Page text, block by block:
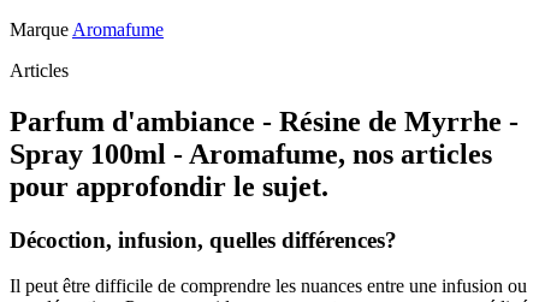
Marque Aromafume
Articles
Parfum d'ambiance - Résine de Myrrhe -
Spray 100ml - Aromafume, nos articles
pour approfondir le sujet.
Décoction, infusion, quelles différences?
Il peut être difficile de comprendre les nuances entre une infusion ou